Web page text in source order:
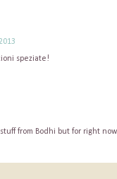
speziate!
from Bodhi but for right